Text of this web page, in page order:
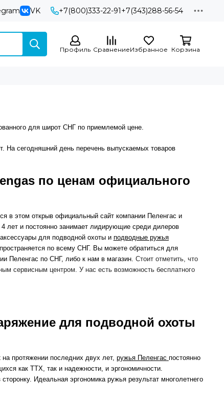
VK +7(800)333-22-91+7(343)288-56-54
Профиль СравнениеИзбранное Корзина
для широт СНГ по приемлемой цене.
На сегодняшний день перечень выпускаемых товаров
по ценам официального
в этом открыв официальный сайт компании Пеленгас и
лет и постоянно занимает лидирующие среди дилеров
для подводной охоты и подводные ружья
по всему СНГ. Вы можете обратиться для
Пеленгас по СНГ, либо к нам в магазин. Стоит отметить, что
сервисным центром. У нас есть возможность бесплатного
для подводной охоты
протяжении последних двух лет, ружья Пеленгас постоянно
как ТТХ, так и надежности, и эргономичности.
Идеальная эргономика ружья результат многолетнего